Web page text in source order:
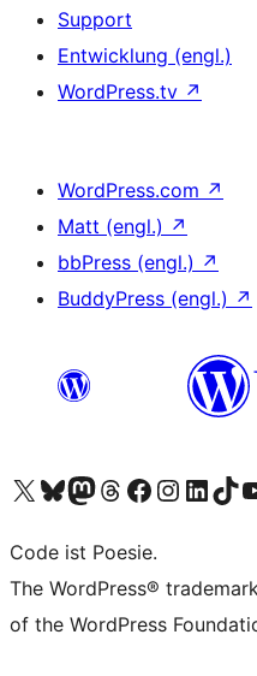
Support
Entwicklung (engl.)
WordPress.tv ↗
WordPress.com ↗
Matt (engl.) ↗
bbPress (engl.) ↗
BuddyPress (engl.) ↗
Unser X-Konto (früher Twitter) besuchen
Unser Bluesky-Konto besuchen
Unser Mastodon-Konto besuchen
Unser Threads-Konto besuchen
Unsere Facebook-Seite besuchen
Unser Instagram-Konto
Unser LinkedIn-
Unser
Code ist Poesie.
The WordPress®
of the WordPress